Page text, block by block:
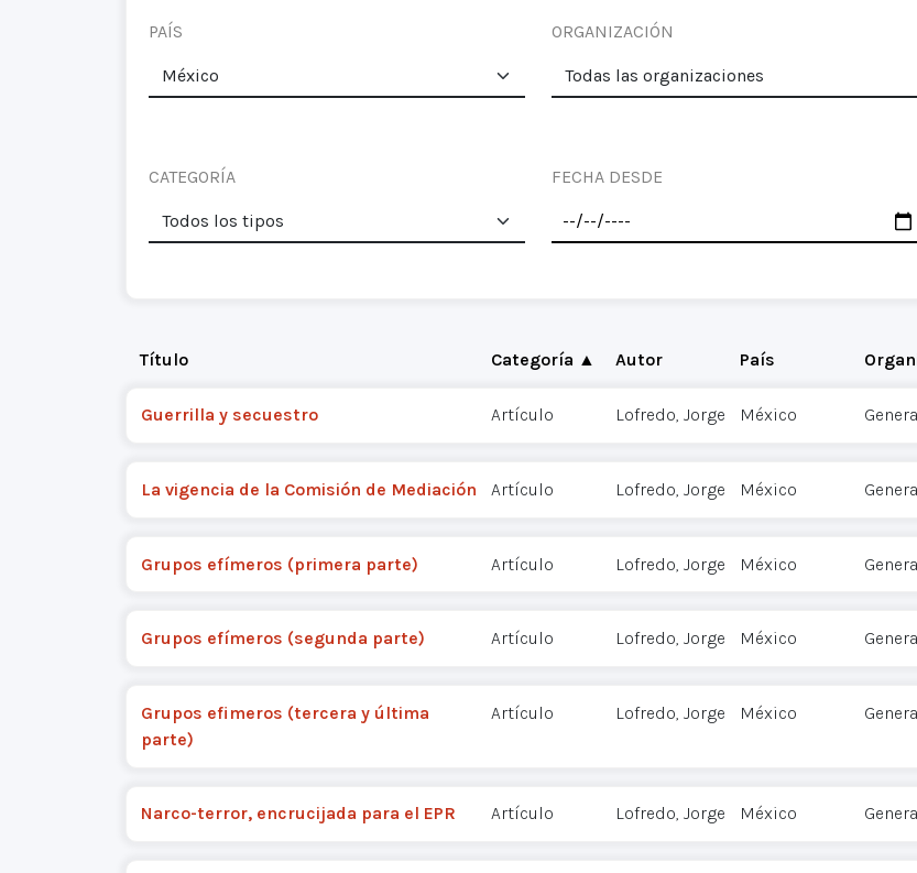
PAÍS ORGANIZACIÓN
CATEGORÍA FECHA DESDE
Título Categoría ▲ Autor País
Guerrilla y secuestro Artículo Lofredo, Jorge México
La vigencia de la Comisión de Mediación Artículo Lofredo, Jorge México
Grupos efímeros (primera parte) Artículo Lofredo, Jorge México
Grupos efímeros (segunda parte) Artículo Lofredo, Jorge México
Grupos efimeros (tercera y última
parte)
Artículo Lofredo, Jorge México
Narco-terror, encrucijada para el EPR Artículo Lofredo, Jorge México